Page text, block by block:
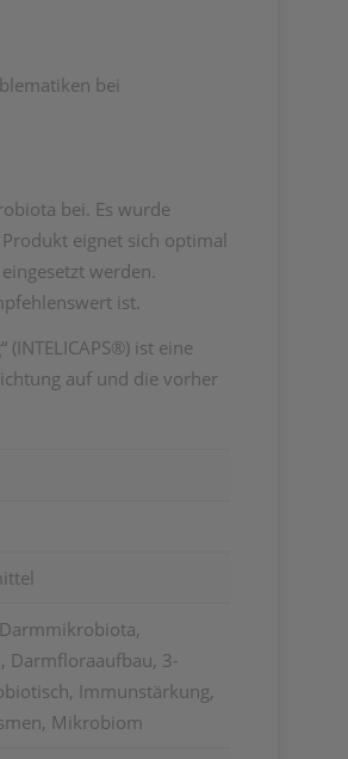
bei
bei. Es wurde
eignet sich optimal
werden.
ist.
®) ist eine
auf und die vorher
Darmfloraaufbau, 3-
Immunstärkung,
Mikrobiom